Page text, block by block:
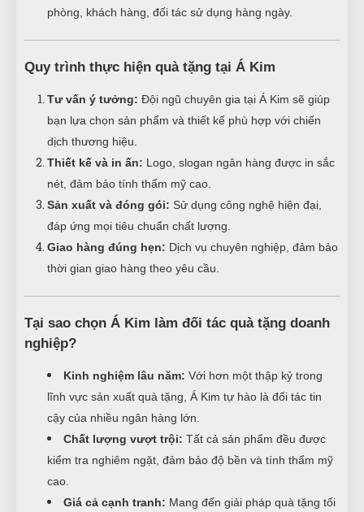
phòng, khách hàng, đối tác sử dụng hàng ngày.
Quy trình thực hiện quà tặng tại Á Kim
Tư vấn ý tưởng: Đội ngũ chuyên gia tại Á Kim sẽ giúp
bạn lựa chọn sản phẩm và thiết kế phù hợp với chiến
dịch thương hiệu.
Thiết kế và in ấn: Logo, slogan ngân hàng được in sắc
nét, đảm bảo tính thẩm mỹ cao.
Sản xuất và đóng gói: Sử dụng công nghệ hiện đại,
đáp ứng mọi tiêu chuẩn chất lượng.
Giao hàng đúng hẹn: Dịch vụ chuyên nghiệp, đảm bảo
thời gian giao hàng theo yêu cầu.
Tại sao chọn Á Kim làm đối tác quà tặng doanh
nghiệp?
Kinh nghiệm lâu năm: Với hơn một thập kỷ trong
lĩnh vực sản xuất quà tặng, Á Kim tự hào là đối tác tin
cậy của nhiều ngân hàng lớn.
Chất lượng vượt trội: Tất cả sản phẩm đều được
kiểm tra nghiêm ngặt, đảm bảo độ bền và tính thẩm mỹ
cao.
Giá cả cạnh tranh: Mang đến giải pháp quà tặng tối